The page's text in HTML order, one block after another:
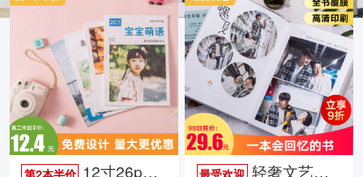
第2本半价 12寸26p时尚杂志册 最受欢迎 轻奢文艺照片书